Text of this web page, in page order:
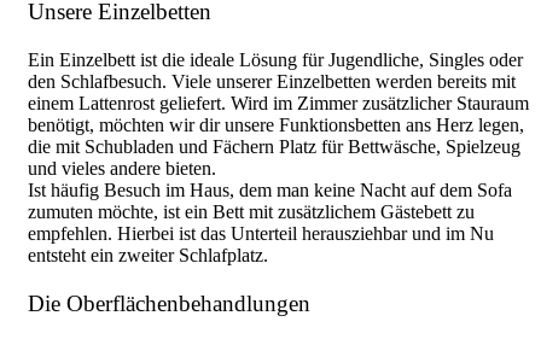
Unsere Einzelbetten
Ein Einzelbett ist die ideale Lösung für Jugendliche, Singles oder
den Schlafbesuch. Viele unserer Einzelbetten werden bereits mit
einem Lattenrost geliefert. Wird im Zimmer zusätzlicher Stauraum
benötigt, möchten wir dir unsere Funktionsbetten ans Herz legen,
die mit Schubladen und Fächern Platz für Bettwäsche, Spielzeug
und vieles andere bieten.
Ist häufig Besuch im Haus, dem man keine Nacht auf dem Sofa
zumuten möchte, ist ein Bett mit zusätzlichem Gästebett zu
empfehlen. Hierbei ist das Unterteil herausziehbar und im Nu
entsteht ein zweiter Schlafplatz.
Die Oberflächenbehandlungen